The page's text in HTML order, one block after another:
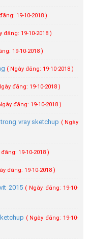
19-10-2018 )
đăng: 19-10-2018 )
19-10-2018 )
( Ngày đăng: 19-10-2018 )
đăng: 19-10-2018 )
đăng: 19-10-2018 )
vray sketchup ( Ngày
19-10-2018 )
đăng: 19-10-2018 )
2015 ( Ngày đăng: 19-10-
( Ngày đăng: 19-10-